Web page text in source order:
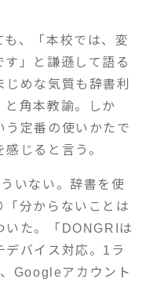
、「本校では、変
」と謙遜して語る
めな気質も辞書利
と角本教諭。しか
う定番の使いかたで
じると言う。
いない。辞書を使
「分からないことは
いた。「DONGRIは
デバイス対応。1ラ
Googleアカウント